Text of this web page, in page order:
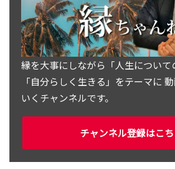
縁を大事にしながら「人生について
「自分らしく生きる」をテーマに
いくチャンネルです。
チャンネル登録はこ